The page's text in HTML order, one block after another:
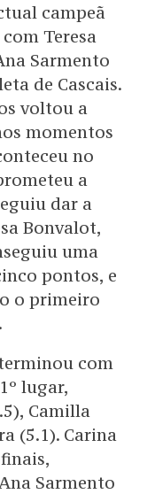
campeã
Teresa
Sarmento
de Cascais.
voltou a
momentos
no
a
dar a
Bonvalot,
uma
pontos, e
o primeiro
com
lugar,
Camilla
(5.1). Carina
Sarmento